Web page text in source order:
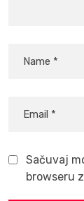
Sačuvaj
browseru